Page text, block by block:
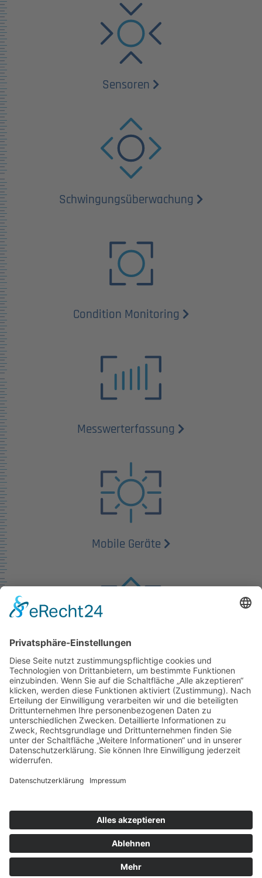
Sensoren
Schwingungs­überwachung
Condition Monitoring
Messwert­erfassung
Mobile Geräte
Lösungen
Impressum
Datenschutz
Cookie-Einst.
© 2025 AVIBIA GmbH · Büchlerhausen 22 · 51766 Engelskirchen ·